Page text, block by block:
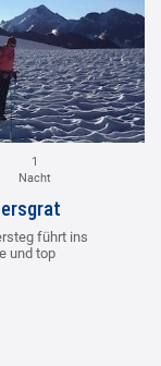
1
Nacht
führt ins
und top